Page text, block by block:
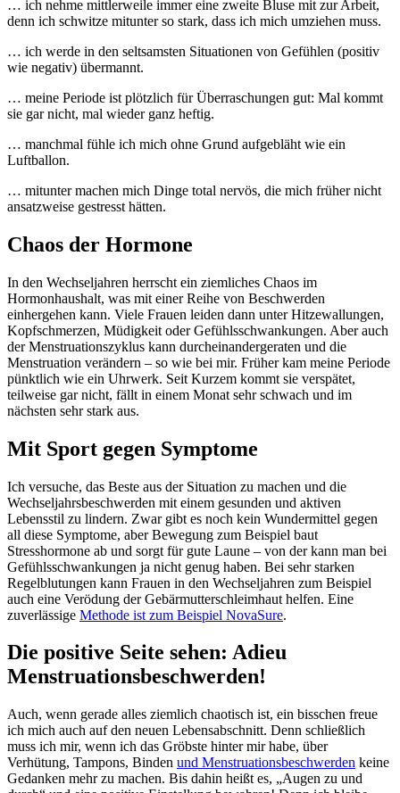
… ich nehme mittlerweile immer eine zweite Bluse mit zur Arbeit,
denn ich schwitze mitunter so stark, dass ich mich umziehen muss.
… ich werde in den seltsamsten Situationen von Gefühlen (positiv
wie negativ) übermannt.
… meine Periode ist plötzlich für Überraschungen gut: Mal kommt
sie gar nicht, mal wieder ganz heftig.
… manchmal fühle ich mich ohne Grund aufgebläht wie ein
Luftballon.
… mitunter machen mich Dinge total nervös, die mich früher nicht
ansatzweise gestresst hätten.
Chaos der Hormone
In den Wechseljahren herrscht ein ziemliches Chaos im
Hormonhaushalt, was mit einer Reihe von Beschwerden
einhergehen kann. Viele Frauen leiden dann unter Hitzewallungen,
Kopfschmerzen, Müdigkeit oder Gefühlsschwankungen. Aber auch
der Menstruationszyklus kann durcheinandergeraten und die
Menstruation verändern – so wie bei mir. Früher kam meine Periode
pünktlich wie ein Uhrwerk. Seit Kurzem kommt sie verspätet,
teilweise gar nicht, fällt in einem Monat sehr schwach und im
nächsten sehr stark aus.
Mit Sport gegen Symptome
Ich versuche, das Beste aus der Situation zu machen und die
Wechseljahrsbeschwerden mit einem gesunden und aktiven
Lebensstil zu lindern. Zwar gibt es noch kein Wundermittel gegen
all diese Symptome, aber Bewegung zum Beispiel baut
Stresshormone ab und sorgt für gute Laune – von der kann man bei
Gefühlsschwankungen ja nicht genug haben. Bei sehr starken
Regelblutungen kann Frauen in den Wechseljahren zum Beispiel
auch eine Verödung der Gebärmutterschleimhaut helfen. Eine
zuverlässige Methode ist zum Beispiel NovaSure.
Die positive Seite sehen: Adieu
Menstruationsbeschwerden!
Auch, wenn gerade alles ziemlich chaotisch ist, ein bisschen freue
ich mich auch auf den neuen Lebensabschnitt. Denn schließlich
muss ich mir, wenn ich das Gröbste hinter mir habe, über
Verhütung, Tampons, Binden und Menstruationsbeschwerden keine
Gedanken mehr zu machen. Bis dahin heißt es, „Augen zu und